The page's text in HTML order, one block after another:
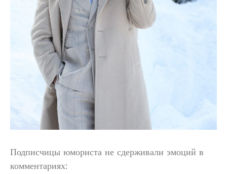
Подписчицы юмориста не сдерживали эмоций в
комментариях: